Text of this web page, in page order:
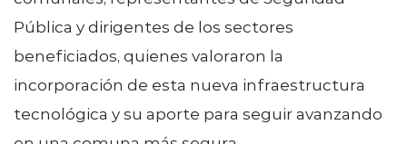
Pública y dirigentes de los sectores
beneficiados, quienes valoraron la
incorporación de esta nueva infraestructura
tecnológica y su aporte para seguir avanzando